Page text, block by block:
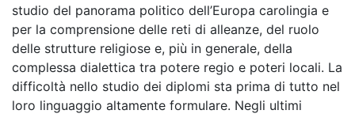
studio del panorama politico dell’Europa carolingia e
per la comprensione delle reti di alleanze, del ruolo
delle strutture religiose e, più in generale, della
complessa dialettica tra potere regio e poteri locali. La
difficoltà nello studio dei diplomi sta prima di tutto nel
loro linguaggio altamente formulare. Negli ultimi